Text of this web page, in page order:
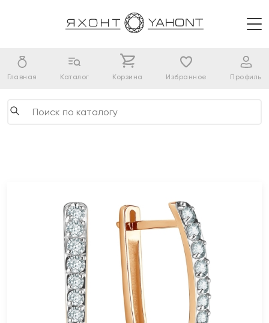
Главная Каталог Корзина Избранное Профиль